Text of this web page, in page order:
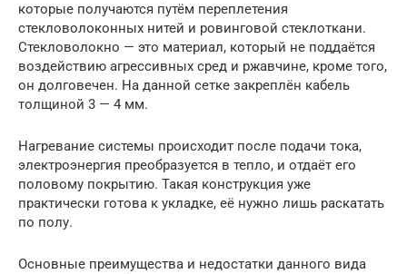
которые получаются путём переплетения
стекловолоконных нитей и ровинговой стеклоткани.
Стекловолокно — это материал, который не поддаётся
воздействию агрессивных сред и ржавчине, кроме того,
он долговечен. На данной сетке закреплён кабель
толщиной 3 — 4 мм.
Нагревание системы происходит после подачи тока,
электроэнергия преобразуется в тепло, и отдаёт его
половому покрытию. Такая конструкция уже
практически готова к укладке, её нужно лишь раскатать
по полу.
Основные преимущества и недостатки данного вида